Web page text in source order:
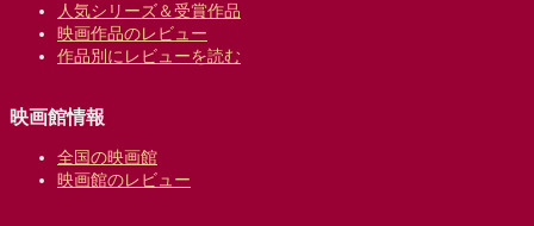
人気シリーズ＆受賞作品
映画作品のレビュー
作品別にレビューを読む
映画館情報
全国の映画館
映画館のレビュー